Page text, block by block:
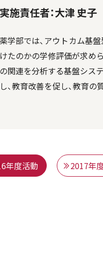
実施責任者：大津 史子
薬学部では、アウトカム基
けたのかの学修評価が求め
の関連を分析する基盤シス
し、教育改善を促し、教育
年度活動 2017年